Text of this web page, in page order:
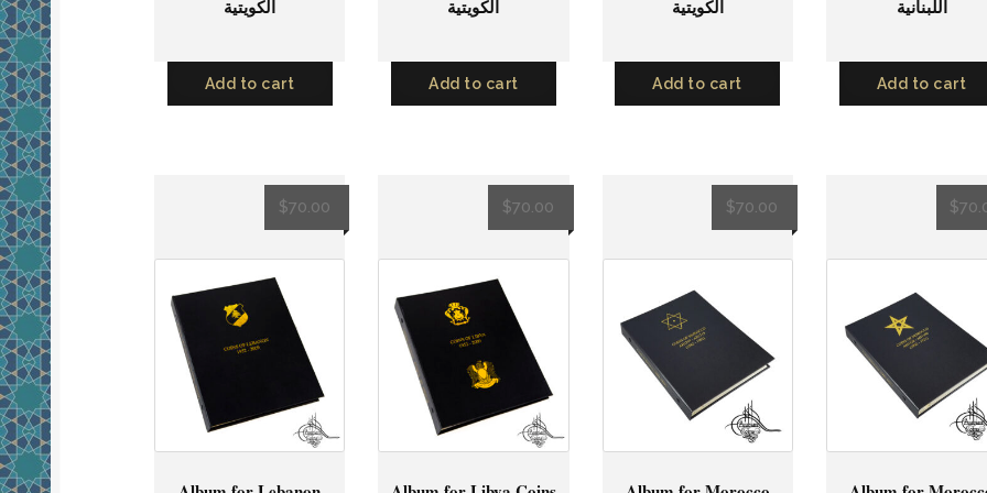
الكويتية
Add to cart
الكويتية
Add to cart
الكويتية
Add to cart
اللبنانية
Add to cart
$70.00 $70.00 $70.00 $